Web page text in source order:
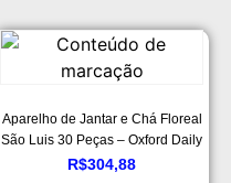
Aparelho de Jantar e Chá Floreal
São Luis 30 Peças – Oxford Daily
R$304,88